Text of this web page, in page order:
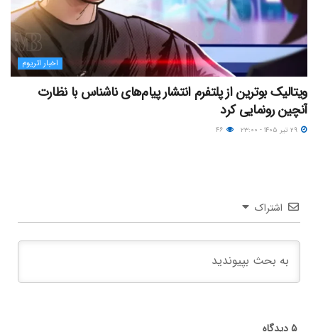
اخبار اتریوم
ویتالیک بوترین از پلتفرم انتشار پیام‌های ناشناس با نظارت
آنچین رونمایی کرد
اشتراک
۵دیدگاه